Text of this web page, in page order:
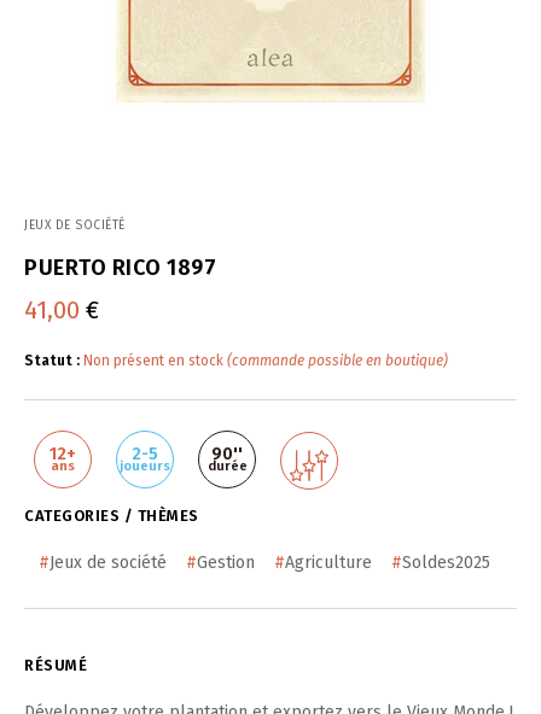
JEUX DE SOCIÉTÉ
PUERTO RICO 1897
41,00 €
Statut : Non présent en stock (commande possible en boutique)
12+
ans
2-5
joueurs
90''
durée
CATEGORIES / THÈMES
#Jeux de société #Gestion #Agriculture #Soldes2025
RÉSUMÉ